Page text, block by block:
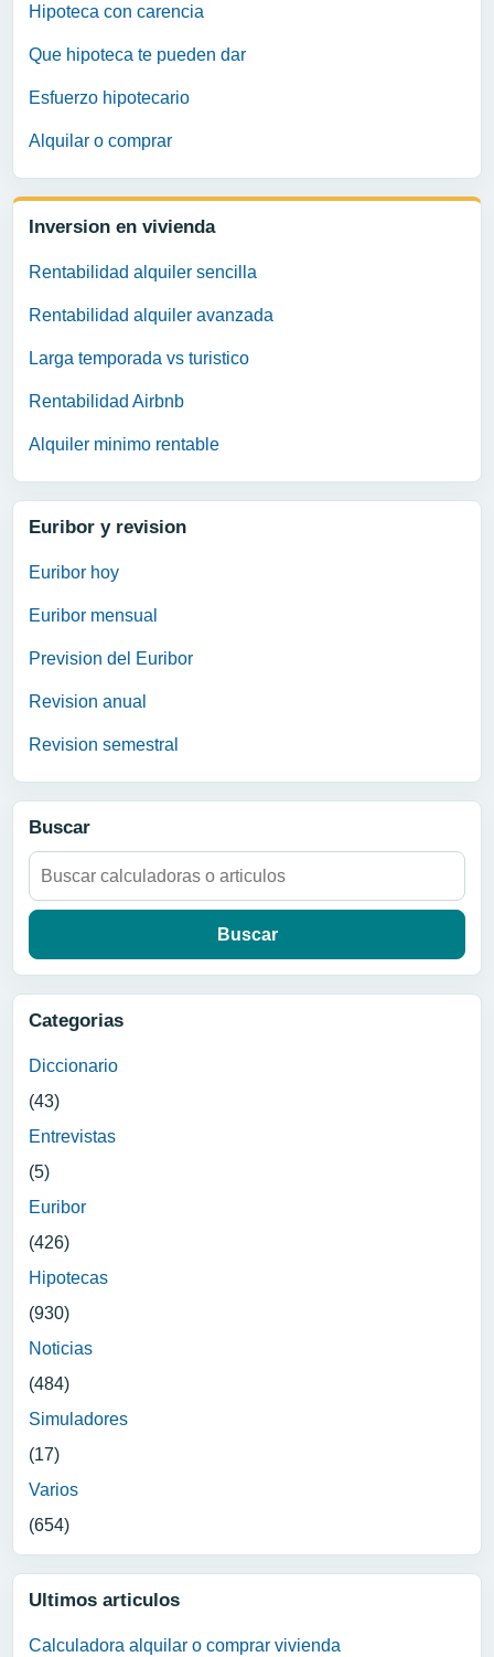
Hipoteca con carencia
Que hipoteca te pueden dar
Esfuerzo hipotecario
Alquilar o comprar
Inversion en vivienda
Rentabilidad alquiler sencilla
Rentabilidad alquiler avanzada
Larga temporada vs turistico
Rentabilidad Airbnb
Alquiler minimo rentable
Euribor y revision
Euribor hoy
Euribor mensual
Prevision del Euribor
Revision anual
Revision semestral
Buscar
Buscar:
Categorias
Diccionario
(43)
Entrevistas
(5)
Euribor
(426)
Hipotecas
(930)
Noticias
(484)
Simuladores
(17)
Varios
(654)
Ultimos articulos
Calculadora alquilar o comprar vivienda